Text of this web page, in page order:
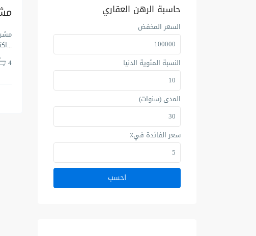
...
4
حاسبة الرهن العقاري
السعر المخفض
النسبة المئوية الدنيا
المدى (سنوات)
سعر الفائدة في٪
احسب